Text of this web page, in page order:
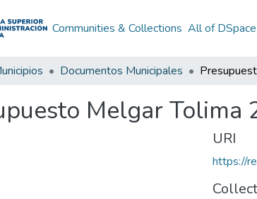
Communities & Collections All of DSpace
Documentos Municipales
Melgar
URI
https://